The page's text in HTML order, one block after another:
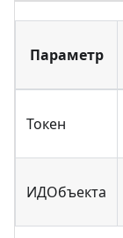
Параметр
Токен
ИДОбъекта